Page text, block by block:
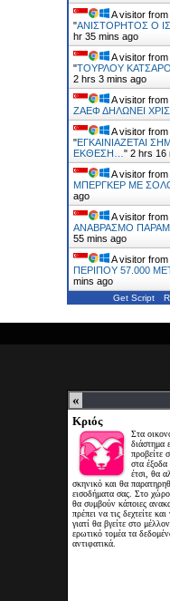
A visitor from
"ΑΝΙΣΤΟΡΗΤΟΣ Ο
hr 35 mins ago
A visitor from
"ΤΟΥΡΛΟΥ
2 hrs 4 mins ago
A visitor from
ΖΑΕΦ ΔΗΛΩΝΕΙ
A visitor from
"ΕΓΚΑΙΝΙAΖΕΤΑΙ
EΚΘΕΣΗ… " 2 hrs 16
A visitor from
ΜΠΕΡΓΚΕΡ ΜΕ
ago
A visitor from
ΑΝΑΒΡΑΣΜΟ
55 mins ago
A visitor from
ΠΕΡΙΠΟΥ 57.000
mins ago
Get Script